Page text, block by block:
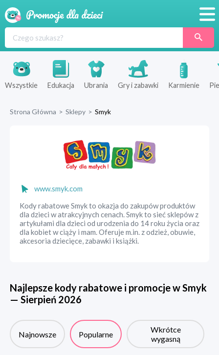
Produkty
Sklepy
Wszystkie Edukacja Ubrania Gry i zabawki Karmienie
Strona Główna > Sklepy > Smyk
www.smyk.com
Kody rabatowe Smyk to okazja do zakupów produktów
dla dzieci w atrakcyjnych cenach. Smyk to sieć sklepów z
artykułami dla dzieci od urodzenia do 14 roku życia oraz
dla kobiet w ciąży i mam. Oferuje m.in. z odzież, obuwie,
akcesoria dziecięce, zabawki i książki.
Najlepsze kody rabatowe i promocje wSmyk
— Sierpień 2026
Najnowsze Popularne
Wkrótce
wygasną